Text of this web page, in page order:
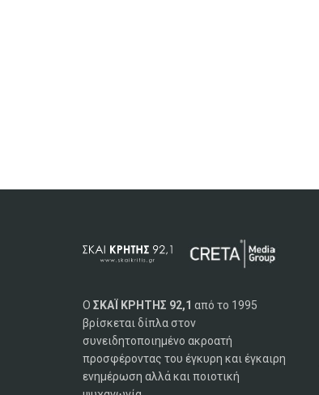
Ο ΣΚΑΪ ΚΡΗΤΗΣ 92,1 από το 1995
βρίσκεται δίπλα στον
συνειδητοποιημένο ακροατή
προσφέροντας του έγκυρη και έγκαιρη
ενημέρωση αλλά και ποιοτική